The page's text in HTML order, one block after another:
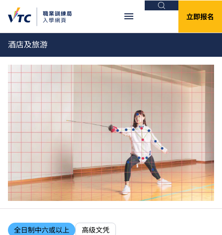
搜索
立即报名
酒店及旅游
全日制中六或以上 高级文凭